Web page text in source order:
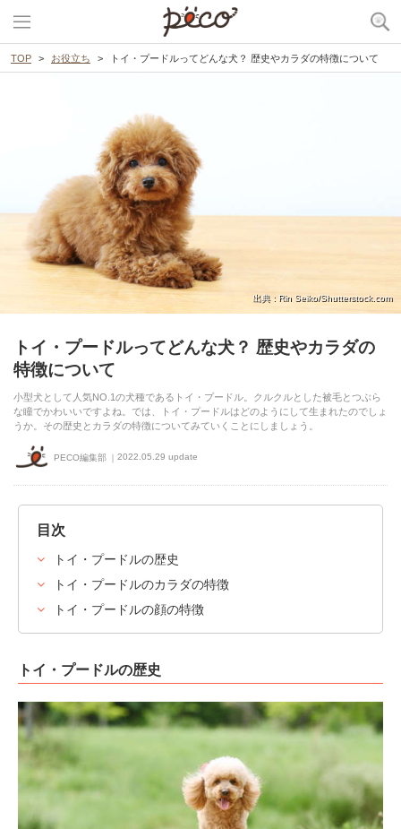
TOP お役立ち トイ・プードルってどんな犬？ 歴史やカラダの特徴について
出典 : Rin Seiko/Shutterstock.com
トイ・プードルってどんな犬？ 歴史やカラダの
特徴について
小型犬として人気NO.1の犬種であるトイ・プードル。クルクルとした被毛とつぶら
な瞳でかわいいですよね。では、トイ・プードルはどのようにして生まれたのでしょ
うか。その歴史とカラダの特徴についてみていくことにしましょう。
PECO編集部 2022.05.29 update
目次
トイ・プードルの歴史
トイ・プードルのカラダの特徴
トイ・プードルの顔の特徴
トイ・プードルの歴史